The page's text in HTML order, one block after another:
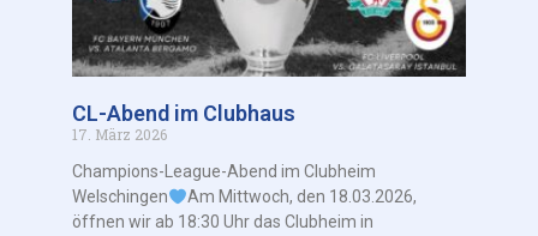
CL-Abend im Clubhaus
17. März 2026
Champions-League-Abend im Clubheim
Welschingen
Am Mittwoch, den 18.03.2026,
öffnen wir ab 18:30 Uhr das Clubheim in